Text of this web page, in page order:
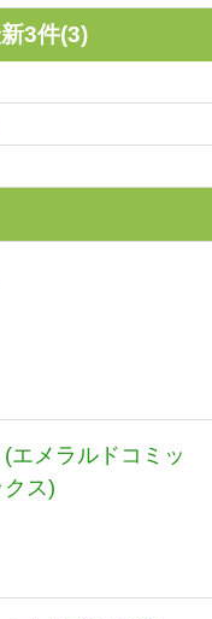
3件(3)
エメラルドコミッ
ス)